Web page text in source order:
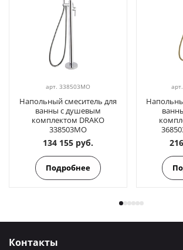
арт. 338503MO
Напольный смеситель для
ванны с душевым
комплектом DRAKO
338503MO
134 155 руб.
Подробнее
Контакты